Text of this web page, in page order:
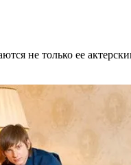
не только ее